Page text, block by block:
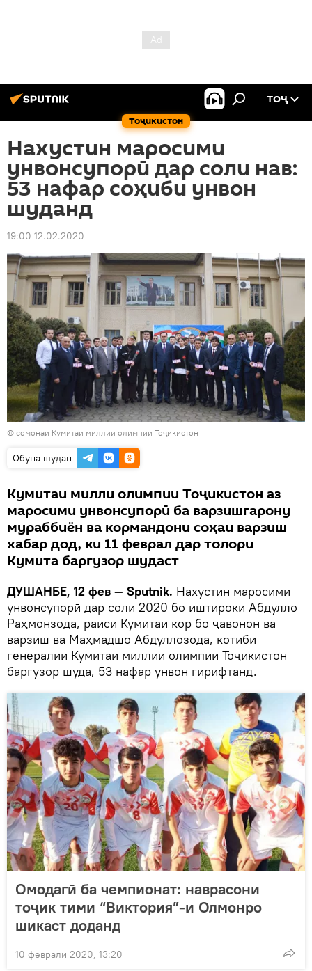
Тоҷикистон
ТОҶ
Нахустин маросими
унвонсупорӣ дар соли нав:
53 нафар соҳиби унвон
шуданд
19:00 12.02.2020
© сомонаи Кумитаи миллии олимпии Тоҷикистон
Обуна шудан
Кумитаи милли олимпии Тоҷикистон аз
маросими унвонсупорӣ ба варзишгарону
мураббиён ва кормандони соҳаи варзиш
хабар дод, ки 11 феврал дар толори
Кумита баргузор шудаст
ДУШАНБЕ, 12 фев — Sputnik. Нахустин маросими
унвонсупорӣ дар соли 2020 бо иштироки Абдулло
Раҳмонзода, раиси Кумитаи кор бо ҷавонон ва
варзиш ва Маҳмадшо Абдуллозода, котиби
генералии Кумитаи миллии олимпии Тоҷикистон
баргузор шуда, 53 нафар унвон гирифтанд.
Омодагӣ ба чемпионат: наврасони
тоҷик тими “Виктория”-и Олмонро
шикаст доданд
10 феврали 2020, 13:20